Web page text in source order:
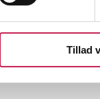
Tillad